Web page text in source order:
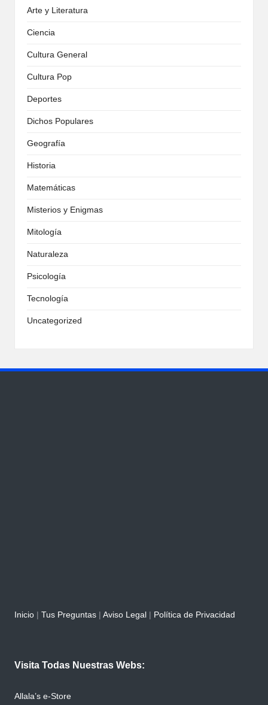
Arte y Literatura
Ciencia
Cultura General
Cultura Pop
Deportes
Dichos Populares
Geografía
Historia
Matemáticas
Misterios y Enigmas
Mitología
Naturaleza
Psicología
Tecnología
Uncategorized
Inicio Tus Preguntas Aviso Legal Política de Privacidad
Visita Todas Nuestras Webs:
Allala’s e-Store